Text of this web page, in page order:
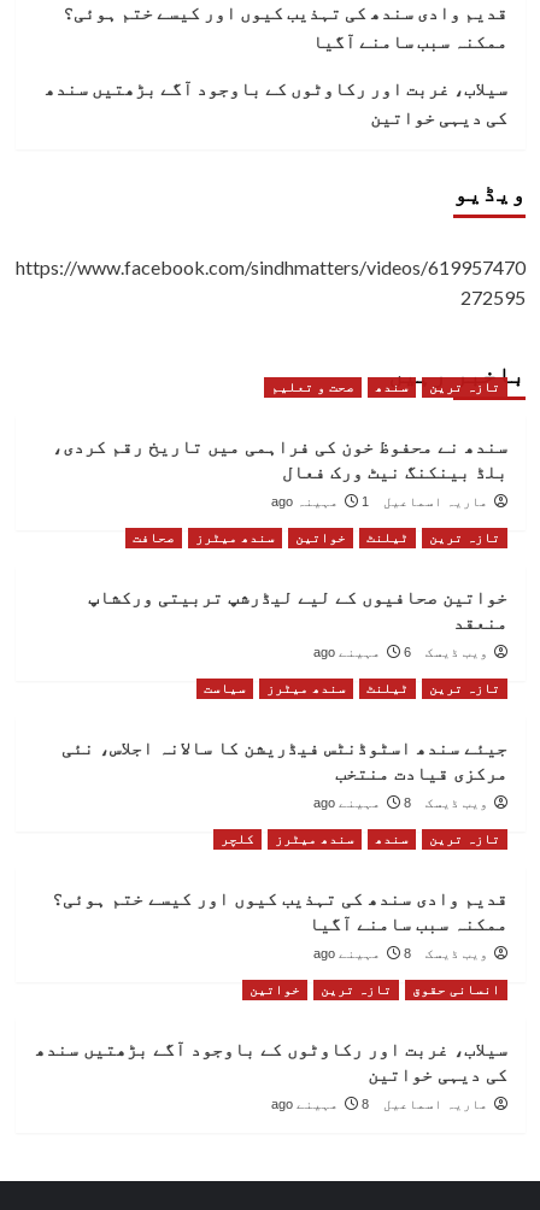
قدیم وادی سندھ کی تہذیب کیوں اور کیسے ختم ہوئی؟
ممکنہ سبب سامنے آگیا
سیلاب، غربت اور رکاوٹوں کے باوجود آگے بڑھتیں سندھ
کی دیہی خواتین
ویڈیو
https://www.facebook.com/sindhmatters/videos/619957470
272595
باخبر رہیں
تازہ ترین سندھ صحت و تعلیم
سندھ نے محفوظ خون کی فراہمی میں تاریخ رقم کردی،
بلڈ بینکنگ نیٹ ورک فعال
ماریہ اسماعیل 1 مہینہ ago
تازہ ترین ٹیلنٹ خواتین سندھ میٹرز صحافت
خواتین صحافیوں کے لیے لیڈرشپ تربیتی ورکشاپ
منعقد
ویب ڈیسک 6 مہینے ago
تازہ ترین ٹیلنٹ سندھ میٹرز سیاست
جیئے سندھ اسٹوڈنٹس فیڈریشن کا سالانہ اجلاس، نئی
مرکزی قیادت منتخب
ویب ڈیسک 8 مہینے ago
تازہ ترین سندھ سندھ میٹرز کلچر
قدیم وادی سندھ کی تہذیب کیوں اور کیسے ختم ہوئی؟
ممکنہ سبب سامنے آگیا
ویب ڈیسک 8 مہینے ago
انسانی حقوق تازہ ترین خواتین
سیلاب، غربت اور رکاوٹوں کے باوجود آگے بڑھتیں سندھ
کی دیہی خواتین
ماریہ اسماعیل 8 مہینے ago